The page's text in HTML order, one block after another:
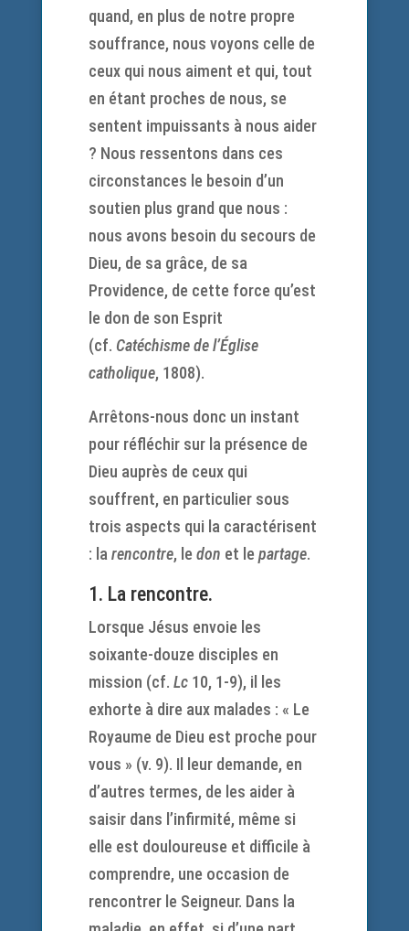
quand, en plus de notre propre
souffrance, nous voyons celle de
ceux qui nous aiment et qui, tout
en étant proches de nous, se
sentent impuissants à nous aider
? Nous ressentons dans ces
circonstances le besoin d’un
soutien plus grand que nous :
nous avons besoin du secours de
Dieu, de sa grâce, de sa
Providence, de cette force qu’est
le don de son Esprit
(cf. Catéchisme de l’Église
catholique, 1808).
Arrêtons-nous donc un instant
pour réfléchir sur la présence de
Dieu auprès de ceux qui
souffrent, en particulier sous
trois aspects qui la caractérisent
: la rencontre, le don et le partage.
1. La rencontre.
Lorsque Jésus envoie les
soixante-douze disciples en
mission (cf. Lc 10, 1-9), il les
exhorte à dire aux malades : « Le
Royaume de Dieu est proche pour
vous » (v. 9). Il leur demande, en
d’autres termes, de les aider à
saisir dans l’infirmité, même si
elle est douloureuse et difficile à
comprendre, une occasion de
rencontrer le Seigneur. Dans la